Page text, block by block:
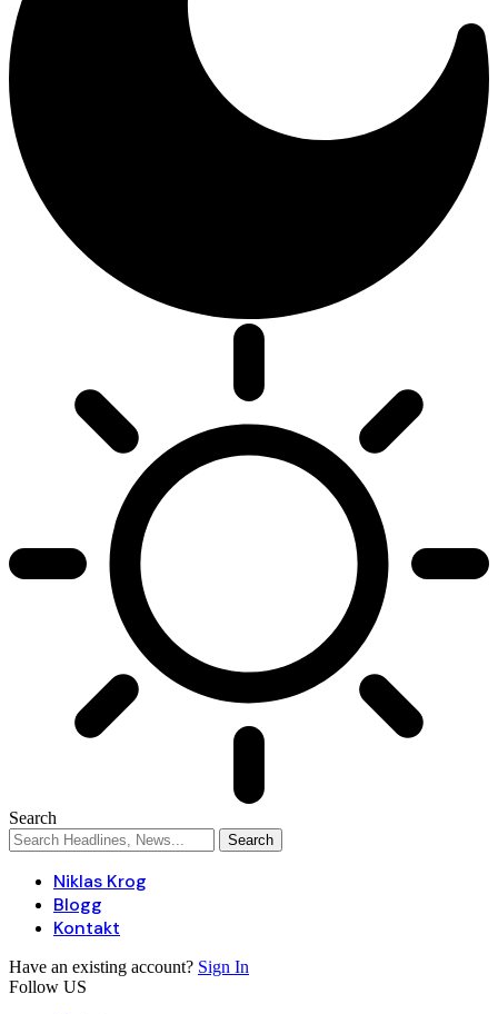
Search
Niklas Krog
Blogg
Kontakt
Have an existing account? Sign In
Follow US